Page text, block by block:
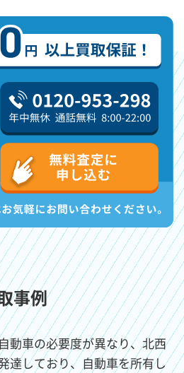
事例
動車の必要度が異なり、北西
達しており、自動車を所有し